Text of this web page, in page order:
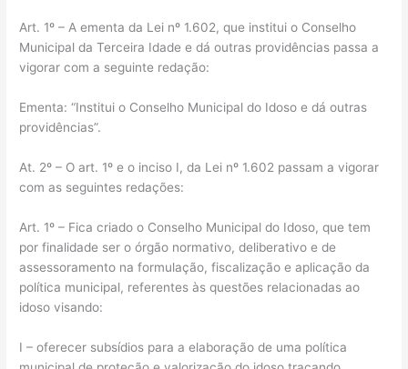
Art. 1º – A ementa da Lei nº 1.602, que institui o Conselho
Municipal da Terceira Idade e dá outras providências passa a
vigorar com a seguinte redação:
Ementa: “Institui o Conselho Municipal do Idoso e dá outras
providências”.
At. 2º – O art. 1º e o inciso I, da Lei nº 1.602 passam a vigorar
com as seguintes redações:
Art. 1º – Fica criado o Conselho Municipal do Idoso, que tem
por finalidade ser o órgão normativo, deliberativo e de
assessoramento na formulação, fiscalização e aplicação da
política municipal, referentes às questões relacionadas ao
idoso visando:
I – oferecer subsídios para a elaboração de uma política